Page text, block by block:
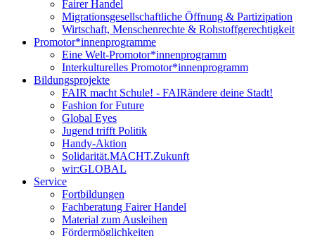
Fairer Handel
Migrationsgesellschaftliche Öffnung & Partizipation
Wirtschaft, Menschenrechte & Rohstoffgerechtigkeit
Promotor*innen­programme
Eine Welt-Promotor*innenprogramm
Interkulturelles Promotor*innenprogramm
Bildungsprojekte
FAIR macht Schule! - FAIRändere deine Stadt!
Fashion for Future
Global Eyes
Jugend trifft Politik
Handy-Aktion
Solidarität.MACHT.Zukunft
wir:GLOBAL
Service
Fortbildungen
Fachberatung Fairer Handel
Material zum Ausleihen
Fördermöglichkeiten